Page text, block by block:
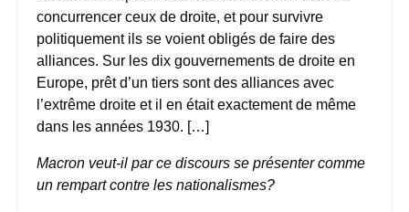
concurrencer ceux de droite, et pour survivre
politiquement ils se voient obligés de faire des
alliances. Sur les dix gouvernements de droite en
Europe, prêt d’un tiers sont des alliances avec
l’extrême droite et il en était exactement de même
dans les années 1930. […]
Macron veut-il par ce discours se présenter comme
un rempart contre les nationalismes?